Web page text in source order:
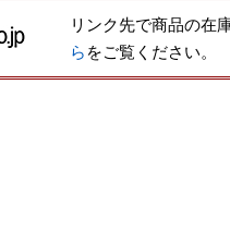
リンク先で商品の在
ら をご覧ください。